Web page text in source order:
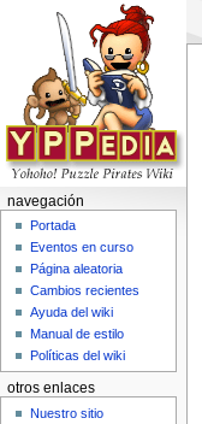
navegación
Portada
Eventos en curso
Página aleatoria
Cambios recientes
Ayuda del wiki
Manual de estilo
Políticas del wiki
otros enlaces
Nuestro sitio